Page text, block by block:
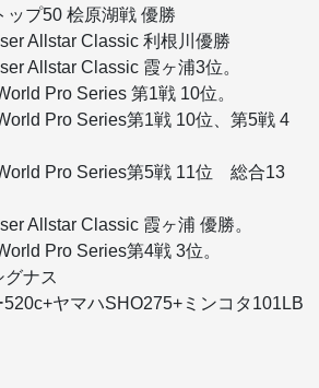
ップ50 桧原湖戦 優勝
Allstar Classic 利根川優勝
Allstar Classic 霞ヶ浦3位。
Pro Series 第1戦 10位。
Pro Series第1戦 10位、第5戦 4
Pro Series第5戦 11位 総合13
Allstar Classic 霞ヶ浦 優勝。
Pro Series第4戦 3位。
グナス
ヤマハSHO275+ミンコタ101LB